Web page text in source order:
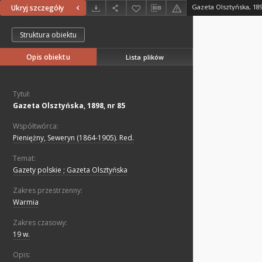
Ukryj szczegóły Gazeta Olsztyńska,
Struktura obiektu
Opis obiektu Lista plików
Tytuł:
Gazeta Olsztyńska, 1898, nr 85
Współtwórca:
Pieniężny, Seweryn (1864-1905). Red.
Temat:
Gazety polskie ; Gazeta Olsztyńska
Zakres przestrzenny:
Warmia
Zakres czasowy:
19 w.
Opis: